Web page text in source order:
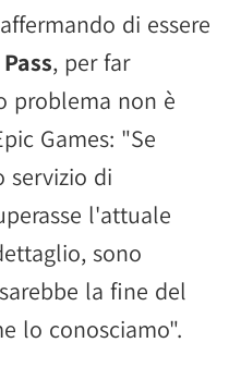
di essere
, per far
problema non è
Games: "Se
servizio di
l'attuale
sono
la fine del
lo conosciamo".